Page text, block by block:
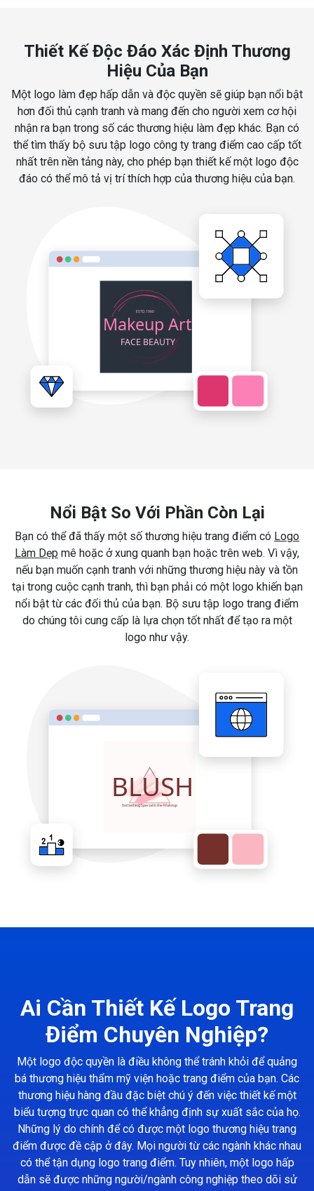
Thiết Kế Độc Đáo Xác Định Thương
Hiệu Của Bạn
Một logo làm đẹp hấp dẫn và độc quyền sẽ giúp bạn nổi bật
hơn đối thủ cạnh tranh và mang đến cho người xem cơ hội
nhận ra bạn trong số các thương hiệu làm đẹp khác. Bạn có
thể tìm thấy bộ sưu tập logo công ty trang điểm cao cấp tốt
nhất trên nền tảng này, cho phép bạn thiết kế một logo độc
đáo có thể mô tả vị trí thích hợp của thương hiệu của bạn.
Nổi Bật So Với Phần Còn Lại
Bạn có thể đã thấy một số thương hiệu trang điểm có Logo
Làm Dẹp mê hoặc ở xung quanh bạn hoặc trên web. Vì vậy,
nếu bạn muốn cạnh tranh với những thương hiệu này và tồn
tại trong cuộc cạnh tranh, thì bạn phải có một logo khiến bạn
nổi bật từ các đối thủ của bạn. Bộ sưu tập logo trang điểm
do chúng tôi cung cấp là lựa chọn tốt nhất để tạo ra một
logo như vậy.
Ai Cần Thiết Kế Logo Trang
Điểm Chuyên Nghiệp?
Một logo độc quyền là điều không thể tránh khỏi để quảng
bá thương hiệu thẩm mỹ viện hoặc trang điểm của bạn. Các
thương hiệu hàng đầu đặc biệt chú ý đến việc thiết kế một
biểu tượng trực quan có thể khẳng định sự xuất sắc của họ.
Những lý do chính để có được một logo thương hiệu trang
điểm được đề cập ở đây. Mọi người từ các ngành khác nhau
có thể tận dụng logo trang điểm. Tuy nhiên, một logo hấp
dẫn sẽ được những người/ngành công nghiệp theo dõi sử